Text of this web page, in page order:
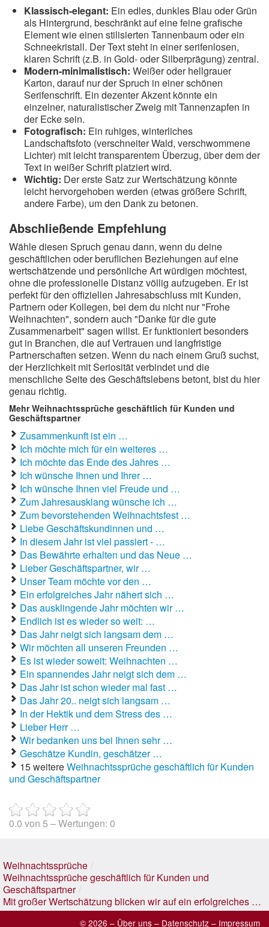
Klassisch-elegant: Ein edles, dunkles Blau oder Grün
als Hintergrund, beschränkt auf eine feine grafische
Element wie einen stilisierten Tannenbaum oder ein
Schneekristall. Der Text steht in einer serifenlosen,
klaren Schrift (z.B. in Gold- oder Silberprägung) zentral.
Modern-minimalistisch: Weißer oder hellgrauer
Karton, darauf nur der Spruch in einer schönen
Serifenschrift. Ein dezenter Akzent könnte ein
einzelner, naturalistischer Zweig mit Tannenzapfen in
der Ecke sein.
Fotografisch: Ein ruhiges, winterliches
Landschaftsfoto (verschneiter Wald, verschwommene
Lichter) mit leicht transparentem Überzug, über dem der
Text in weißer Schrift platziert wird.
Wichtig: Der erste Satz zur Wertschätzung könnte
leicht hervorgehoben werden (etwas größere Schrift,
andere Farbe), um den Dank zu betonen.
Abschließende Empfehlung
Wähle diesen Spruch genau dann, wenn du deine
geschäftlichen oder beruflichen Beziehungen auf eine
wertschätzende und persönliche Art würdigen möchtest,
ohne die professionelle Distanz völlig aufzugeben. Er ist
perfekt für den offiziellen Jahresabschluss mit Kunden,
Partnern oder Kollegen, bei dem du nicht nur "Frohe
Weihnachten", sondern auch "Danke für die gute
Zusammenarbeit" sagen willst. Er funktioniert besonders
gut in Branchen, die auf Vertrauen und langfristige
Partnerschaften setzen. Wenn du nach einem Gruß suchst,
der Herzlichkeit mit Seriosität verbindet und die
menschliche Seite des Geschäftslebens betont, bist du hier
genau richtig.
Mehr Weihnachtssprüche geschäftlich für Kunden und
Geschäftspartner
Zusammenkunft ist ein …
Ich möchte mich für ein weiteres …
Ich möchte das Ende des Jahres …
Ich wünsche Ihnen und Ihrer …
Ich wünsche Ihnen viel Freude und …
Zum Jahresausklang wünsche ich …
Zum bevorstehenden Weihnachtsfest …
Liebe Geschäftskundinnen und …
In diesem Jahr ist viel passiert - …
Das Bewährte erhalten und das Neue …
Lieber Geschäftspartner, wir …
Unser Team möchte vor den …
Ein erfolgreiches Jahr nähert sich …
Das ausklingende Jahr möchten wir …
Endlich ist es wieder so weit: …
Das Jahr neigt sich langsam dem …
Wir möchten all unseren Freunden …
Es ist wieder soweit: Weihnachten …
Ein spannendes Jahr neigt sich dem …
Das Jahr ist schon wieder mal fast …
Das Jahr 20.. neigt sich langsam …
In der Hektik und dem Stress des …
Lieber Herr …
Wir bedanken uns bei Ihnen sehr …
Geschätze Kundin, geschätzer …
15 weitereWeihnachtssprüche geschäftlich für Kunden
und Geschäftspartner
0.0 von 5 – Wertungen: 0
Weihnachtssprüche /
Weihnachtssprüche geschäftlich für Kunden und
Geschäftspartner /
Mit großer Wertschätzung blicken wir auf ein erfolgreiches …
© 2026 – Über uns – Datenschutz – Impressum